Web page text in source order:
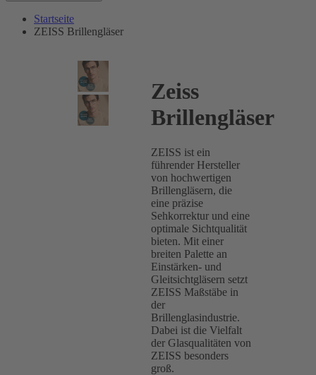
Startseite
ZEISS Brillengläser
Zeiss
Brillengläser
ZEISS ist ein
führender Hersteller
von hochwertigen
Brillengläsern, die
eine präzise
Sehkorrektur und eine
optimale Sichtqualität
bieten. Mit einer
breiten Palette an
Einstärken- und
Gleitsichtgläsern setzt
ZEISS Maßstäbe in
der
Brillenglasindustrie.
Dabei ist die Vielfalt
der Glasqualitäten von
ZEISS besonders
groß.